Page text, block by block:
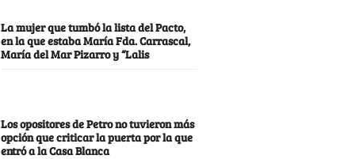
La mujer que tumbó la lista del Pacto,
en la que estaba María Fda. Carrascal,
María del Mar Pizarro y “Lalis
Los opositores de Petro no tuvieron más
opción que criticar la puerta por la que
entró a la Casa Blanca